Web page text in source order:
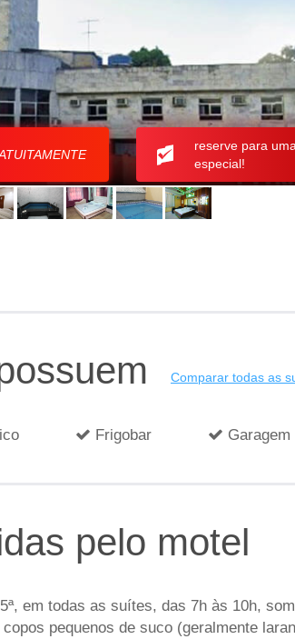
reserve para
especial!
Comparar todas as
Frigobar
pelo motel
em todas as suítes, das 7h às 10h,
pequenos de suco (geralmente